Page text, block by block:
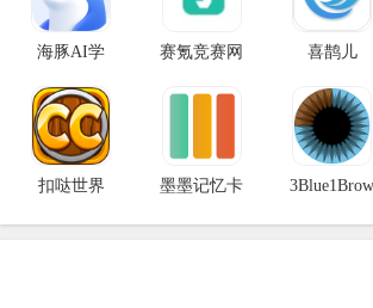
海豚AI学 赛氪竞赛网 喜鹊儿
扣哒世界 墨墨记忆卡 3Blue1Brow